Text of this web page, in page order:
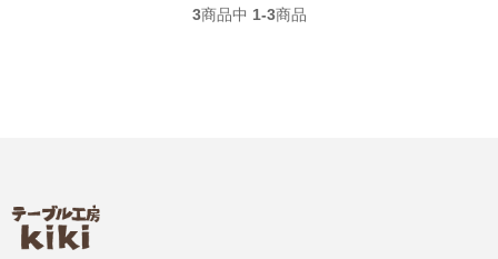
3商品中 1-3商品